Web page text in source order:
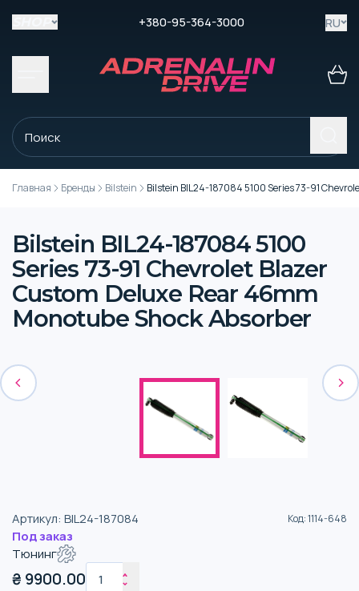
+380-95-364-3000 RU
Главная Бренды Bilstein Bilstein BIL24-187084 5100 Series 73-91
Bilstein BIL24-187084 5100
Series 73-91 Chevrolet Blazer
Custom Deluxe Rear 46mm
Monotube Shock Absorber
Артикул: BIL24-187084 Код:1114-648
Под заказ
Тюнинг
₴ 9900.00